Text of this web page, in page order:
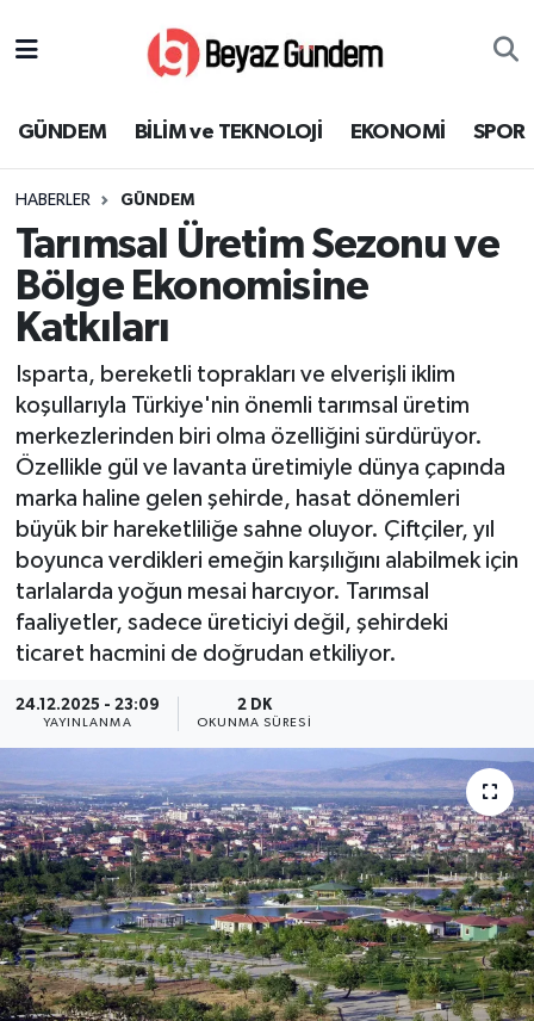
GÜNDEM BİLİM ve TEKNOLOJİ EKONOMİ SPOR
HABERLER GÜNDEM
Tarımsal Üretim Sezonu ve
Bölge Ekonomisine
Katkıları
Isparta, bereketli toprakları ve elverişli iklim
koşullarıyla Türkiye'nin önemli tarımsal üretim
merkezlerinden biri olma özelliğini sürdürüyor.
Özellikle gül ve lavanta üretimiyle dünya çapında
marka haline gelen şehirde, hasat dönemleri
büyük bir hareketliliğe sahne oluyor. Çiftçiler, yıl
boyunca verdikleri emeğin karşılığını alabilmek için
tarlalarda yoğun mesai harcıyor. Tarımsal
faaliyetler, sadece üreticiyi değil, şehirdeki
ticaret hacmini de doğrudan etkiliyor.
24.12.2025 - 23:09
YAYINLANMA
2 DK
OKUNMA SÜRESI
EKONOMİ
SPOR
SAĞLIK
EĞİTİM
KÜLTÜR SANAT
MAGAZİN
Süper Lig Puan Durumu ve Fikstür
Tüm Manşetler
Son Dakika Haberleri
Haber Arşivi